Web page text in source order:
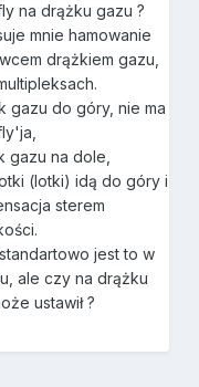
na drążku gazu ?
mnie hamowanie
drążkiem gazu,
gazu do góry, nie ma
gazu na dole,
(lotki) idą do góry i
sterem
jest to w
ale czy na drążku
ustawił ?